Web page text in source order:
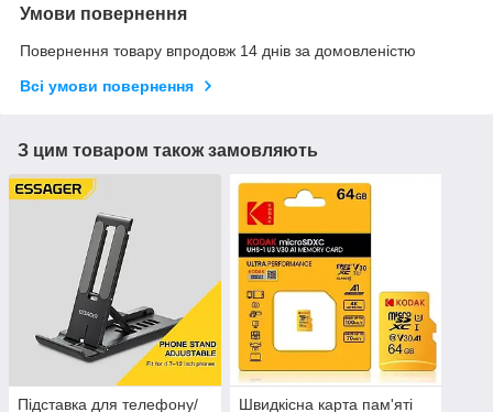
Умови повернення
Повернення товару впродовж 14 днів за домовленістю
Всі умови повернення
З цим товаром також замовляють
Підставка для телефону/
Швидкісна карта пам'яті